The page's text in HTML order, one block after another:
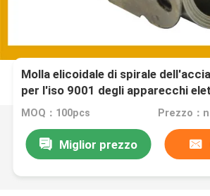
Molla elicoidale di spirale
per l'iso 9001 degli apparecchi
certificato
MOQ：100pcs Prezzo：
Miglior prezzo